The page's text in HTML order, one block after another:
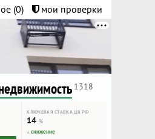
(0) мои проверки
1318
КЛЮЧЕВАЯ СТАВКА ЦБ РФ
14%
↓ снижение